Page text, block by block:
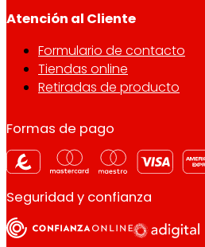
Atención al Cliente
Formulario de contacto
Tiendas online
Retiradas de producto
Formas de pago
Seguridad y confianza